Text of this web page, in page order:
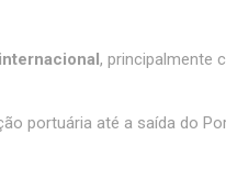
, principalmente
portuária até a saída do